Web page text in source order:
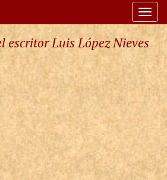
escritor Luis López Nieves